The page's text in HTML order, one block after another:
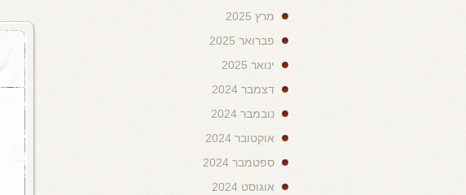
מרץ 2025
פברואר 2025
ינואר 2025
דצמבר 2024
נובמבר 2024
אוקטובר 2024
ספטמבר 2024
אוגוסט 2024